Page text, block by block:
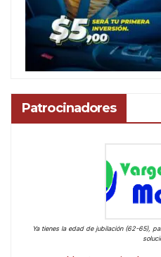
Patrocinadores
Ya tienes la edad de jubilación (62-65),